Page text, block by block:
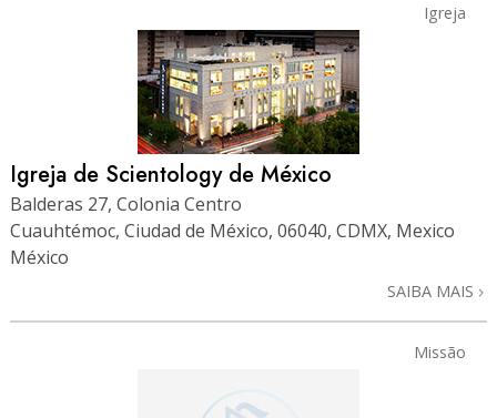
Igreja
Igreja de Scientology de México
Balderas 27, Colonia Centro
Cuauhtémoc, Ciudad de México, 06040, CDMX, Mexico
México
SAIBA MAIS
Missão